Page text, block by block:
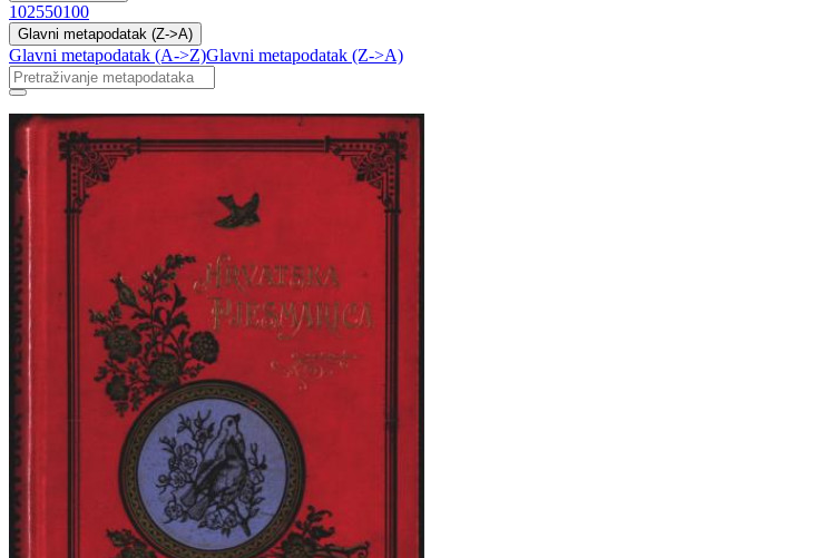
102550100
Glavni metapodatak (Z->A)
Glavni metapodatak (A->Z)Glavni metapodatak (Z->A)